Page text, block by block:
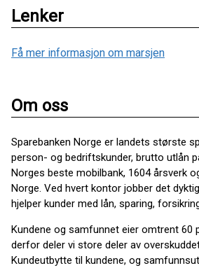
Lenker
Få mer informasjon om marsjen
Om oss
Sparebanken Norge er landets største
person- og bedriftskunder, brutto utlån
Norges beste mobilbank, 1604 årsverk
Norge. Ved hvert kontor jobber det
hjelper kunder med lån, sparing,
Kundene og samfunnet eier omtrent 60
derfor deler vi store deler av
Kundeutbytte til kundene, og